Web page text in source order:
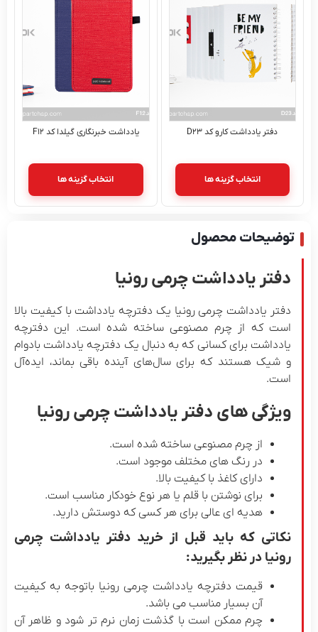
دفتر یادداشت کارو کد D۲۳
انتخاب گزینه ها
یادداشت خبرنگاری گیلدا کد F۱۲
انتخاب گزینه ها
محصول
یادداشت چرمی رونیا
یادداشت چرمی رونیا یک دفترچه یادداشت با کیفیت بالا
که از چرم مصنوعی ساخته شده است. این دفترچه
برای کسانی که به دنبال یک دفترچه یادداشت بادوام
شیک هستند که برای سال‌های آینده باقی بماند، ایده‌آل
های دفتر یادداشت چرمی رونیا
از چرم مصنوعی ساخته شده است.
در رنگ های مختلف موجود است.
دارای کاغذ با کیفیت بالا.
برای نوشتن با قلم یا هر نوع خودکار مناسب است.
هدیه ای عالی برای هر کسی که دوستش دارید.
که باید قبل از خرید دفتر یادداشت چرمی
در نظر بگیرید:
قیمت دفترچه یادداشت چرمی رونیا باتوجه به کیفیت
آن بسیار مناسب می باشد.
چرم ممکن است با گذشت زمان نرم تر شود و ظاهر آن